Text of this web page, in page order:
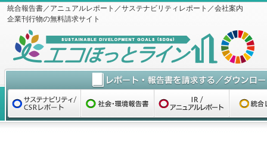
統合報告書／アニュアルレポート／サステナビリティレポート／会社案内
企業刊行物の無料請求サイト